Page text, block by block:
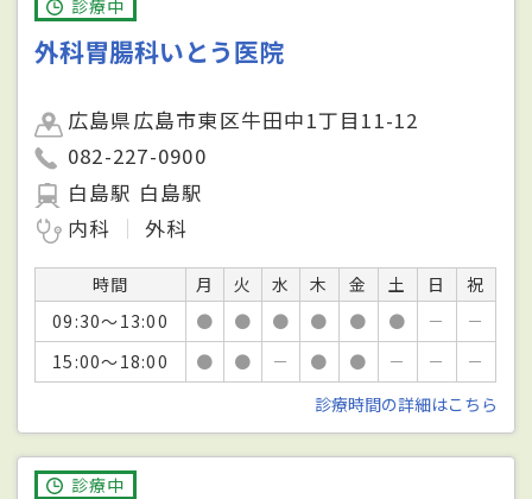
診療中
外科胃腸科いとう医院
広島県広島市東区牛田中1丁目11-12
082-227-0900
白島駅 白島駅
内科
外科
時間 月 火 水 木 金 土 日
祝
09:30～13:00
● ● ● ● ● ● －
－
15:00～18:00
● ● － ● ● － －
－
診療時間の詳細はこちら
診療中